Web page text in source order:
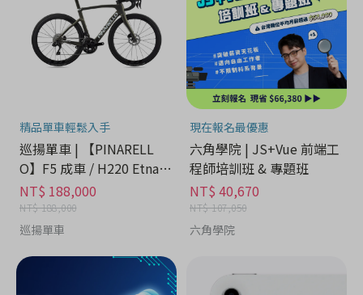
精品單車輕鬆入手
巡揚單車 | 【PINARELL
O】F5 成車 / H220 Etna B
lack Matt
NT$ 188,000
NT$ 188,000
巡揚單車
現在報名最優惠
六角學院 | JS+Vue 前端工
程師培訓班 & 專題班
NT$ 40,670
NT$ 107,050
六角學院